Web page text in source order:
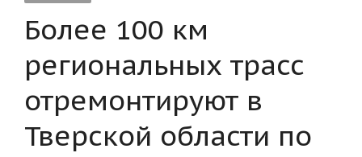
Более 100 км
региональных трасс
отремонтируют в
Тверской области по